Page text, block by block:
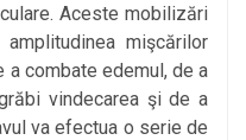
Aceste mobilizări
mişcărilor
a combate edemul, de a
vindecarea şi de a
va efectua o serie de